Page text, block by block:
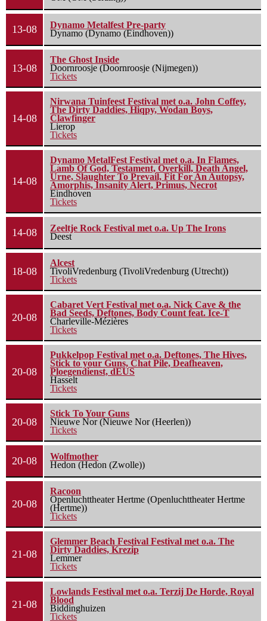
13-08
Dynamo Metalfest Pre-party
Dynamo (Dynamo (Eindhoven))
13-08
The Ghost Inside
Doornroosje (Doornroosje (Nijmegen))
Tickets
14-08
Nirwana Tuinfeest Festival met o.a. John Coffey,
The Dirty Daddies, Hiqpy, Wodan Boys,
Clawfinger
Lierop
Tickets
14-08
Dynamo MetalFest Festival met o.a. In Flames,
Lamb Of God, Testament, Overkill, Death Angel,
Urne, Slaughter To Prevail, Fit For An Autopsy,
Amorphis, Insanity Alert, Primus, Necrot
Eindhoven
Tickets
14-08
Zeeltje Rock Festival met o.a. Up The Irons
Deest
18-08
Alcest
TivoliVredenburg (TivoliVredenburg (Utrecht))
Tickets
20-08
Cabaret Vert Festival met o.a. Nick Cave & the
Bad Seeds, Deftones, Body Count feat. Ice-T
Charleville-Mézières
Tickets
20-08
Pukkelpop Festival met o.a. Deftones, The Hives,
Stick to your Guns, Chat Pile, Deafheaven,
Ploegendienst, dEUS
Hasselt
Tickets
20-08
Stick To Your Guns
Nieuwe Nor (Nieuwe Nor (Heerlen))
Tickets
20-08
Wolfmother
Hedon (Hedon (Zwolle))
20-08
Racoon
Openluchttheater Hertme (Openluchttheater Hertme
(Hertme))
Tickets
21-08
Glemmer Beach Festival Festival met o.a. The
Dirty Daddies, Krezip
Lemmer
Tickets
21-08
Lowlands Festival met o.a. Terzij De Horde, Royal
Blood
Biddinghuizen
Tickets